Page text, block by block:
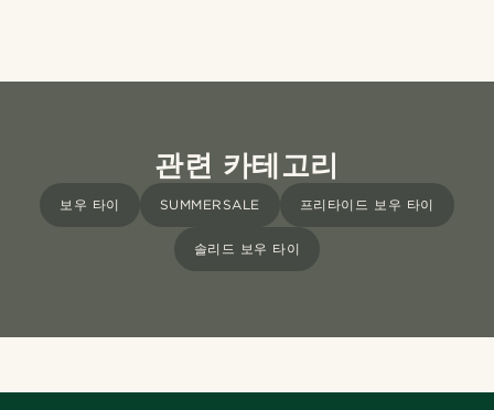
관련 카테고리
보우 타이 SUMMERSALE 프리타이드 보우 타이
솔리드 보우 타이